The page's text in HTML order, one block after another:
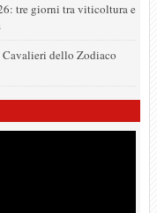
tre giorni tra viticoltura e
Cavalieri dello Zodiaco